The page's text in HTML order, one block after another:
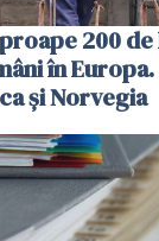
200
în Europa.
și Norvegia